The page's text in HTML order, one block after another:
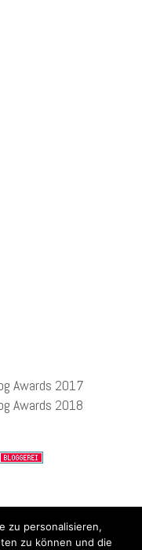
Awards 2017
Awards 2018
zu personalisieren,
zu können und die